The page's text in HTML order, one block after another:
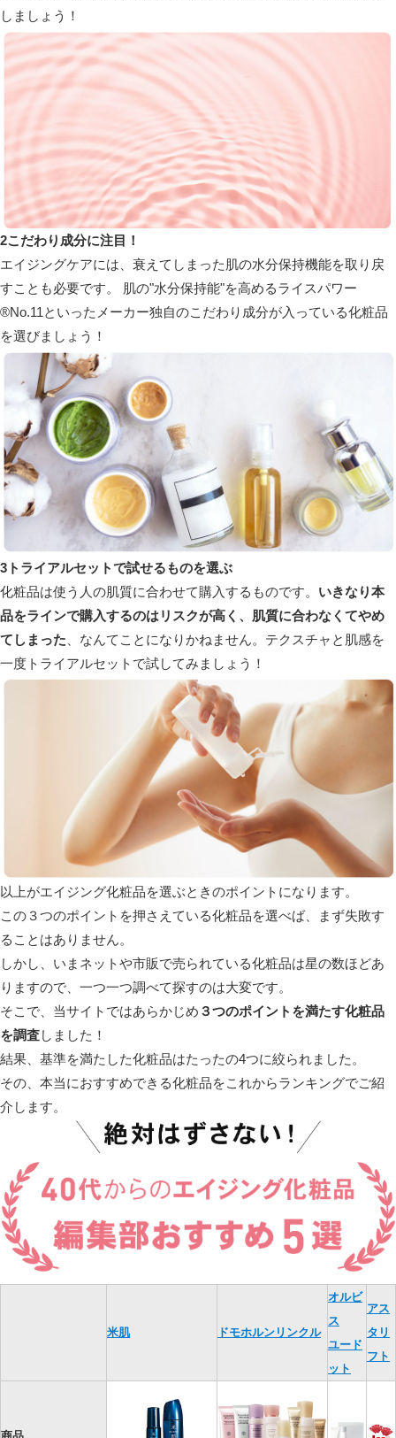
しましょう！
2こだわり成分に注目！
エイジングケアには、 衰えてしまった肌の水分保持機能を取り戻
すことも必要です。
肌の"水分保持能"を高めるライスパワー
®No.11といったメーカー独自のこだわり成分が入っている化粧品
を選びましょう！
3 トライアルセットで試せるものを選ぶ
化粧品は使う人の肌質に合わせて購入するものです。 いきなり本
品をラインで購入するのはリスクが高く、肌質に合わなくてやめ
てしまった 、なんてことになりかねません。テクスチャと肌感を
一度トライアルセットで試してみましょう！
以上がエイジング化粧品を選ぶときのポイントになります。
この３つのポイントを押さえている化粧品を選べば、
まず失敗す
ることはありません。
しかし、いまネットや市販で売られている化粧品は星の数ほどあ
りますので、一つ一つ調べて探すのは大変です。
そこで、当サイトではあらかじめ ３つのポイントを満たす化粧品
を調査しました！
結果、基準を満たした化粧品はたったの4つに絞られました。
その、本当におすすめできる化粧品をこれからランキングでご紹
介します。
米肌 ドモホルンリンクル
オルビ
ス
ユード
ット
アス
タリ
フト